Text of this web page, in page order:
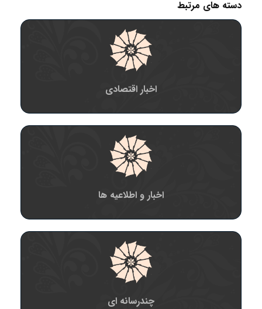
دسته های مرتبط
اخبار اقتصادی
اخبار و اطلاعیه ها
چندرسانه ای